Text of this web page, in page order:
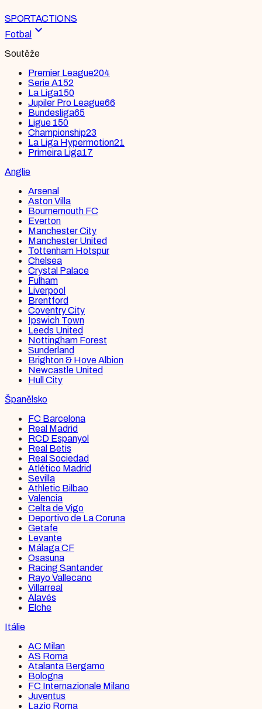
SPORTACTIONS
Fotbal expand_more
Soutěže
Premier League204
Serie A152
La Liga150
Jupiler Pro League66
Bundesliga65
Ligue 150
Championship23
La Liga Hypermotion21
Primeira Liga17
Anglie
Arsenal
Aston Villa
Bournemouth FC
Everton
Manchester City
Manchester United
Tottenham Hotspur
Chelsea
Crystal Palace
Fulham
Liverpool
Brentford
Coventry City
Ipswich Town
Leeds United
Nottingham Forest
Sunderland
Brighton & Hove Albion
Newcastle United
Hull City
Španělsko
FC Barcelona
Real Madrid
RCD Espanyol
Real Betis
Real Sociedad
Atlético Madrid
Sevilla
Athletic Bilbao
Valencia
Celta de Vigo
Deportivo de La Coruna
Getafe
Levante
Málaga CF
Osasuna
Racing Santander
Rayo Vallecano
Villarreal
Alavés
Elche
Itálie
AC Milan
AS Roma
Atalanta Bergamo
Bologna
FC Internazionale Milano
Juventus
Lazio Roma